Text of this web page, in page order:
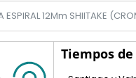
ESPIRAL 12Mm SHIITAKE
Tiempos